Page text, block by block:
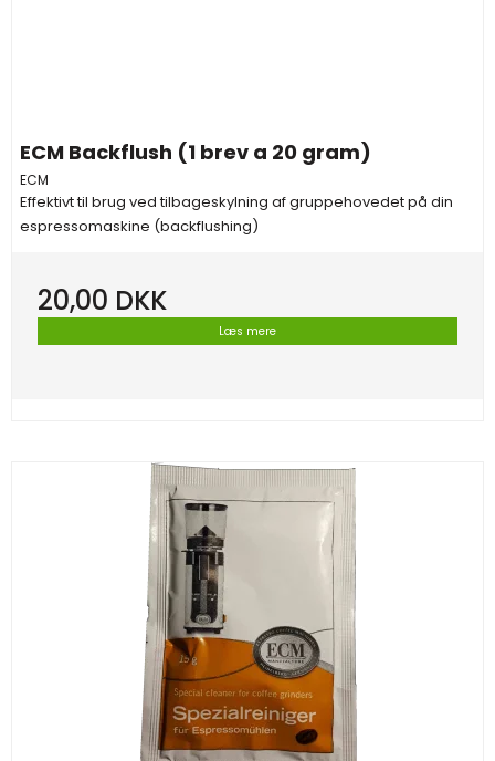
ECM Backflush (1 brev a 20 gram)
ECM
Effektivt til brug ved tilbageskylning af gruppehovedet på din
espressomaskine (backflushing)
20,00 DKK
Læs mere